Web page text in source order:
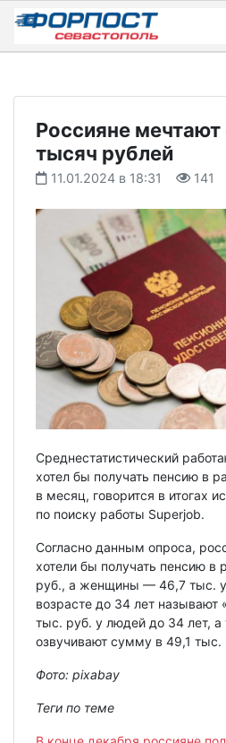
Skip
content
Россияне мечтают
тысяч рублей
11.01.2024 в 18:31 141
Среднестатистический
хотел бы получать пенсию в
в месяц, говорится в итогах
по поиску работы Superjob.
Согласно данным опроса,
хотели бы получать пенсию в
руб., а женщины — 46,7 тыс.
возрасте до 34 лет называют
тыс. руб. у людей до 34 лет, а
озвучивают сумму в 49,1 тыс.
Фото: pixabay
Теги по теме